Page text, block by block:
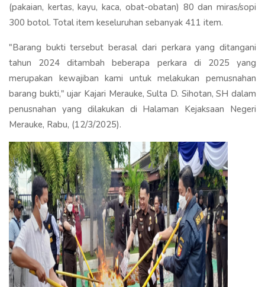
(pakaian, kertas, kayu, kaca, obat-obatan) 80 dan miras/sopi
300 botol. Total item keseluruhan sebanyak 411 item.
"Barang bukti tersebut berasal dari perkara yang ditangani
tahun 2024 ditambah beberapa perkara di 2025 yang
merupakan kewajiban kami untuk melakukan pemusnahan
barang bukti," ujar Kajari Merauke, Sulta D. Sihotan, SH dalam
penusnahan yang dilakukan di Halaman Kejaksaan Negeri
Merauke, Rabu, (12/3/2025).